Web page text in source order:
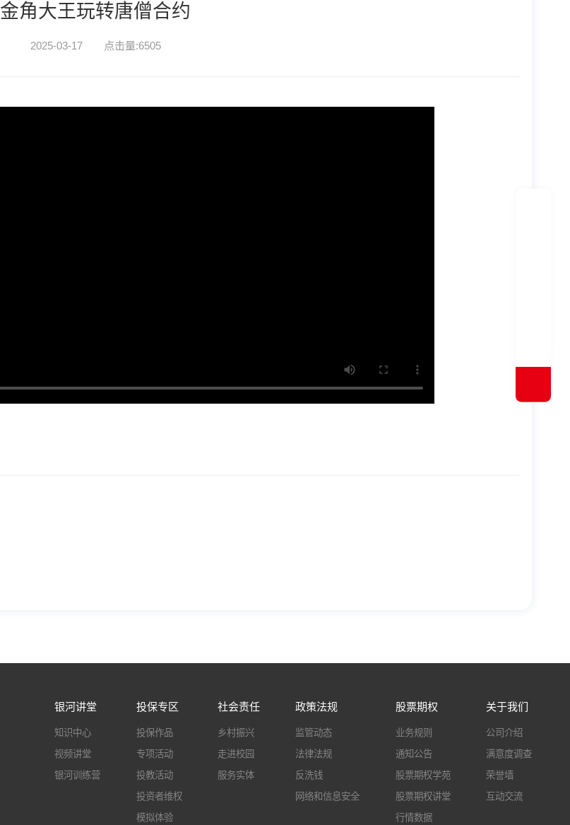
金角大王玩转唐僧合约
2025-03-17 点击量:6505
银河讲堂
知识中心
视频讲堂
银河训练营
投保专区
投保作品
专项活动
投教活动
投资者维权
模拟体验
社会责任
乡村振兴
走进校园
服务实体
政策法规
监管动态
法律法规
反洗钱
网络和信息安全
股票期权
业务规则
通知公告
股票期权学苑
股票期权讲堂
行情数据
关于我们
公司介绍
满意度调查
荣誉墙
互动交流